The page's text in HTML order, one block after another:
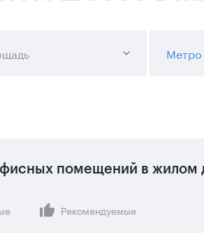
Метро
помещений в жилом
Рекомендуемые